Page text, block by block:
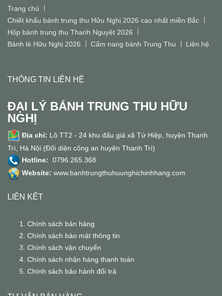
Trang chủ
Chiết khấu bánh trung thu Hữu Nghị 2026 cao nhất miền Bắc
Hộp bánh trung thu Thanh Nguyệt 2026
Bánh lẻ Hữu Nghị 2026
Cẩm nang bánh Trung Thu Liên hệ
THÔNG TIN LIÊN HỆ
ĐẠI LÝ BÁNH TRUNG THU HỮU
NGHỊ
Địa chỉ: Lô TT2 - 24 khu đấu giá xã Tứ Hiệp, huyện Thanh
Trì, Hà Nội (Đối diện công an huyện Thanh Trì)
Hotline: 0796.265.368
Website: www.banhtrungthuhuunghichinhhang.com
LIÊN KẾT
Chính sách bán hàng
Chính sách bảo mật thông tin
Chính sách vận chuyển
Chính sách nhận hàng thanh toán
Chính sách bảo hành đổi trả